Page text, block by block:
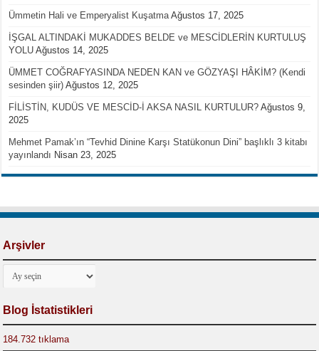
Ümmetin Hali ve Emperyalist Kuşatma Ağustos 17, 2025
İŞGAL ALTINDAKİ MUKADDES BELDE ve MESCİDLERİN KURTULUŞ
YOLU Ağustos 14, 2025
ÜMMET COĞRAFYASINDA NEDEN KAN ve GÖZYAŞI HÂKİM? (Kendi
sesinden şiir) Ağustos 12, 2025
FİLİSTİN, KUDÜS VE MESCİD-İ AKSA NASIL KURTULUR? Ağustos 9,
2025
Mehmet Pamak’ın “Tevhid Dinine Karşı Statükonun Dini” başlıklı 3 kitabı
yayınlandı Nisan 23, 2025
Arşivler
Arşivler
Blog İstatistikleri
184.732 tıklama